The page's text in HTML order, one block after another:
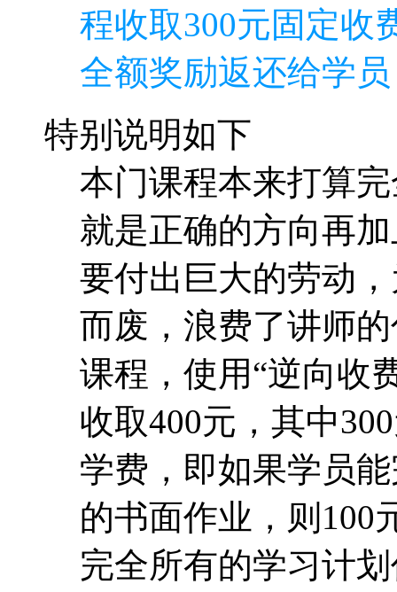
程收取300元固定收
全额奖励返还给学
特别说明如下
本门课程本来打算
就是正确的方向再
要付出巨大的劳动
而废，浪费了讲师
课程，使用“逆向收
收取400元，其中
学费，即如果学员
的书面作业，则100
完全所有的学习计